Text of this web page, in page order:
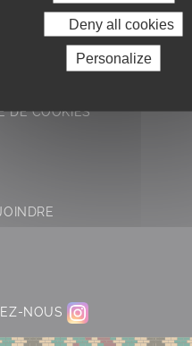
LÉGALES ET POLITIQUE DE
DE COOKIES
NOUS
Deny all cookies
Personalize